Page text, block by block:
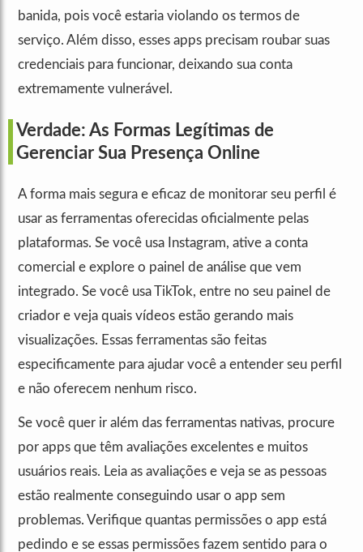
banida, pois você estaria violando os termos de
serviço. Além disso, esses apps precisam roubar suas
credenciais para funcionar, deixando sua conta
extremamente vulnerável.
Verdade: As Formas Legítimas de
Gerenciar Sua Presença Online
A forma mais segura e eficaz de monitorar seu perfil é
usar as ferramentas oferecidas oficialmente pelas
plataformas. Se você usa Instagram, ative a conta
comercial e explore o painel de análise que vem
integrado. Se você usa TikTok, entre no seu painel de
criador e veja quais vídeos estão gerando mais
visualizações. Essas ferramentas são feitas
especificamente para ajudar você a entender seu perfil
e não oferecem nenhum risco.
Se você quer ir além das ferramentas nativas, procure
por apps que têm avaliações excelentes e muitos
usuários reais. Leia as avaliações e veja se as pessoas
estão realmente conseguindo usar o app sem
problemas. Verifique quantas permissões o app está
pedindo e se essas permissões fazem sentido para o